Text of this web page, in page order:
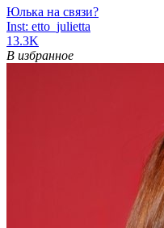
Юлька на связи?
Inst: etto_julietta
13.3K
В избранное